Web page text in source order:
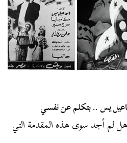
يس .. بتكلم عن نفسي
لم أجد سوى هذه المقدمة التي